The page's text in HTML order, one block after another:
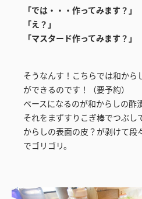
「では・・・作ってみます？」
「え？」
「マスタード作ってみます？」
そうなんす！こちらでは和から
ができるのです！（要予約）
ベースになるのが和からしの酢
それをまずすりこぎ棒でつぶし
からしの表面の皮？が剥けて段
でゴリゴリ。